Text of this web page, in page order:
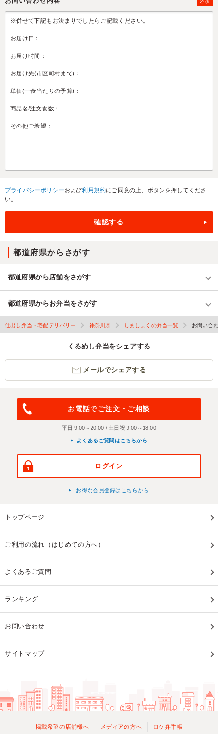
必須
プライバシーポリシーおよび利用規約にご同意の上、ボタンを押してくださ
い。
都道府県からさがす
都道府県から店舗をさがす
都道府県からお弁当をさがす
仕出し弁当・宅配デリバリー 神奈川県 しましょくの弁当一覧 お問い合
くるめし弁当をシェアする
メールでシェアする
お電話でご注文・ご相談
平日 9:00～20:00 / 土日祝 9:00～18:00
よくあるご質問はこちらから
ログイン
お得な会員登録はこちらから
トップページ
ご利用の流れ（はじめての方へ）
よくあるご質問
ランキング
お問い合わせ
サイトマップ
掲載希望の店舗様へ メディアの方へ ロケ弁手帳